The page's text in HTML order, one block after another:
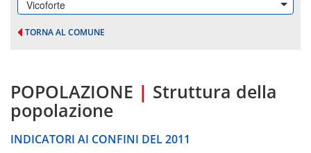
Vicoforte
TORNA AL COMUNE
POPOLAZIONE | Struttura della
popolazione
INDICATORI AI CONFINI DEL 2011